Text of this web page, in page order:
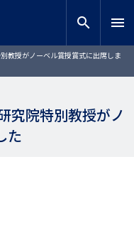
検索
search menu
教授がノーベル賞授賞式に出席しま
究院特別教授がノ
た